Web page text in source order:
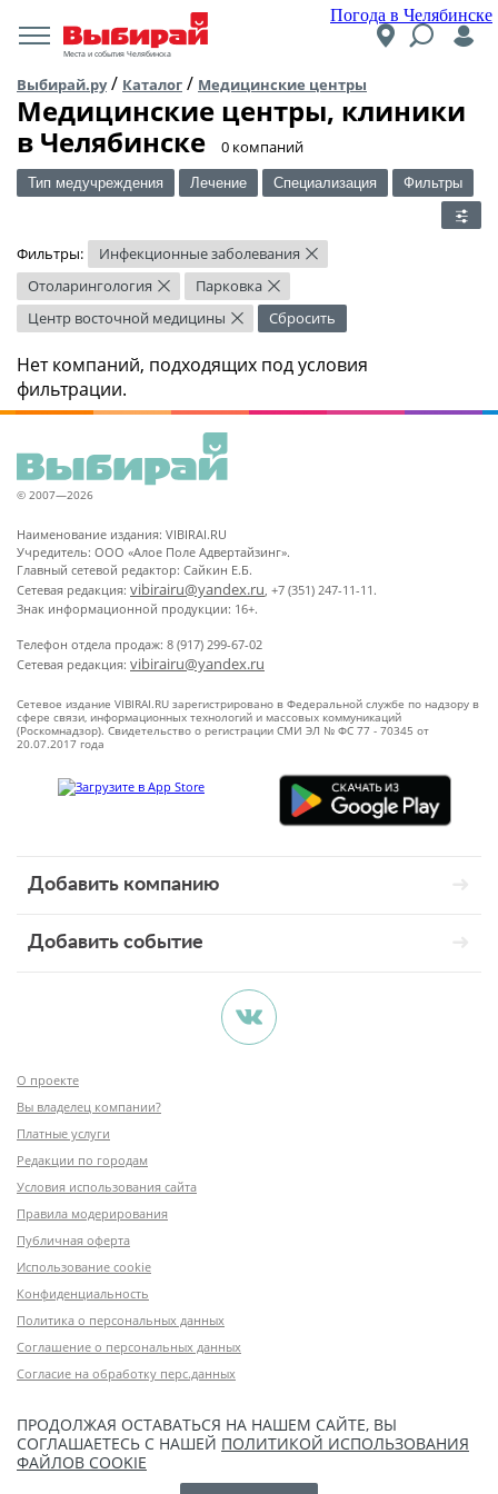
Погода в Челябинске
Места и события Челябинска
Выбирай.ру/ Каталог / Медицинские центры
Медицинские центры, клиники
в Челябинске
​0 компаний
Тип медучреждения Лечение Специализация Фильтры
Фильтры: Инфекционные заболевания ×
Отоларингология × Парковка ×
Центр восточной медицины × Сбросить
Нет компаний, подходящих под условия
фильтрации.
© 2007—2026
Наименование издания: VIBIRAI.RU
Учредитель: ООО «Алое Поле Адвертайзинг».
Главный сетевой редактор: Сайкин Е.Б.
Сетевая редакция: vibirairu@yandex.ru, +7 (351) 247-11-11.
Знак информационной продукции: 16+.
Телефон отдела продаж: 8 (917) 299-67-02
Сетевая редакция: vibirairu@yandex.ru
Сетевое издание VIBIRAI.RU зарегистрировано в Федеральной службе по надзору в
сфере связи, информационных технологий и массовых коммуникаций
(Роскомнадзор). Свидетельство о регистрации СМИ ЭЛ № ФС 77 - 70345 от
20.07.2017 года
Добавить компанию
Добавить событие
О проекте
Вы владелец компании?
Платные услуги
Редакции по городам
Условия использования сайта
Правила модерирования
Публичная оферта
Использование cookie
Конфиденциальность
Политика о персональных данных
Соглашение о персональных данных
Согласие на обработку перс.данных
ПРОДОЛЖАЯ ОСТАВАТЬСЯ НА НАШЕМ САЙТЕ, ВЫ
СОГЛАШАЕТЕСЬ С НАШЕЙ ПОЛИТИКОЙ ИСПОЛЬЗОВАНИЯ
ФАЙЛОВ COOKIE